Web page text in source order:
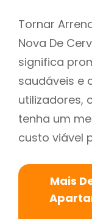
Tornar
Nova De
significa
saudáveis e
utilizadores,
tenha um
custo viável
Mais